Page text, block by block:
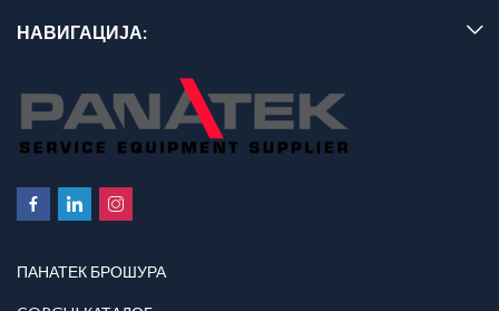
НАВИГАЦИЈА:
ПАНАТЕК БРОШУРА